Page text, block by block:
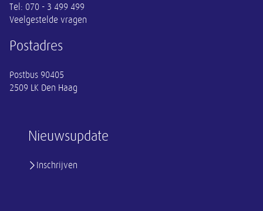
Nieuwsupdate
Inschrijven
Tel: 070 - 3 499 499
Veelgestelde vragen
Postadres
Postbus 90405
2509 LK Den Haag